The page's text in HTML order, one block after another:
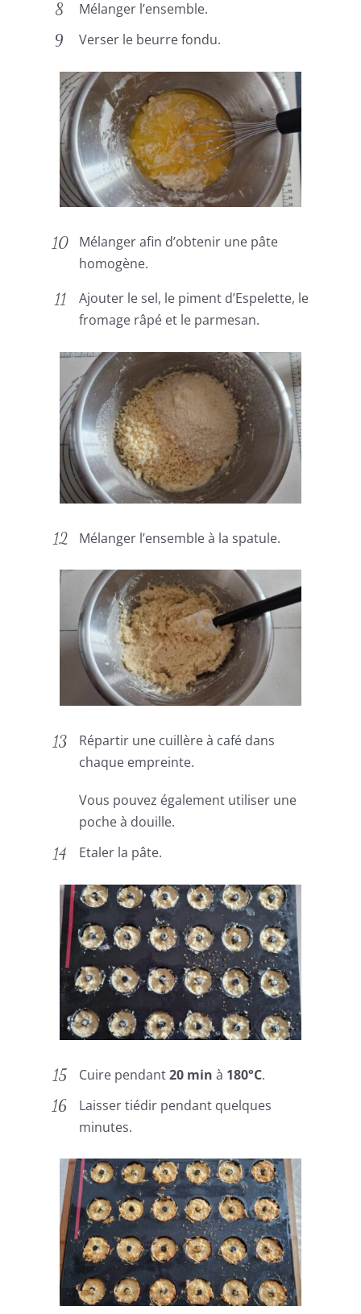
Mélanger l’ensemble.
Verser le beurre fondu.
Mélanger afin d’obtenir une pâte
homogène.
Ajouter le sel, le piment d’Espelette, le
fromage râpé et le parmesan.
Mélanger l’ensemble à la spatule.
Répartir une cuillère à café dans
chaque empreinte.
Vous pouvez également utiliser une
poche à douille.
Etaler la pâte.
Cuire pendant20 min à 180°C.
Laisser tiédir pendant quelques
minutes.